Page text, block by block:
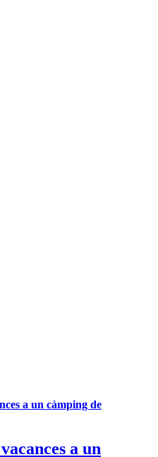
a un càmping de
a un